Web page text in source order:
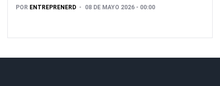
POR ENTREPRENERD 08 DE MAYO 2026 - 00:00